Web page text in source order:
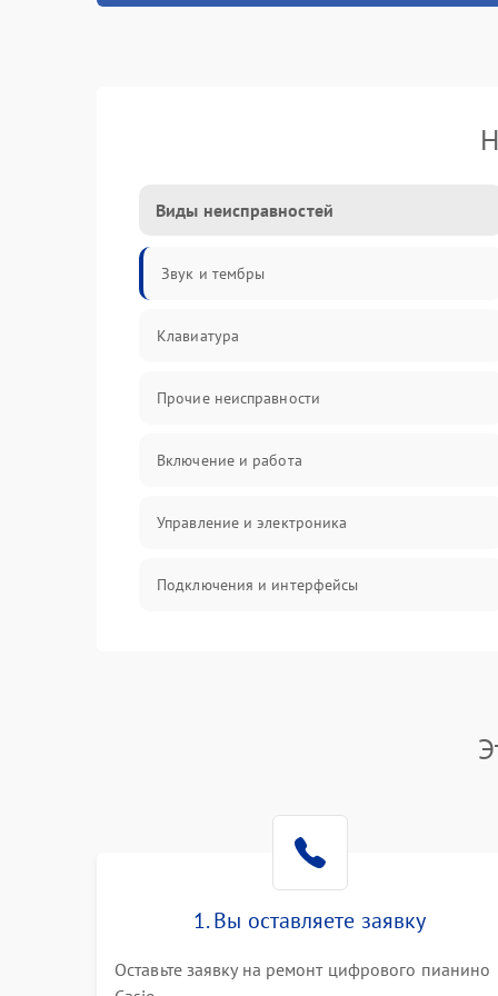
Виды неисправностей
Звук и тембры
Клавиатура
Прочие неисправности
Включение и работа
Управление и электроника
Подключения и интерфейсы
1. Вы оставляете заявку
Оставьте заявку на ремонт цифрового пианино